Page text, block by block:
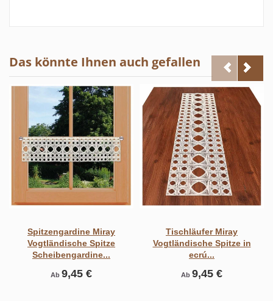
Das könnte Ihnen auch gefallen
Spitzengardine Miray
Vogtländische Spitze
Scheibengardine...
Ab 9,45 €
Tischläufer Miray
Vogtländische Spitze in
ecrú...
Ab 9,45 €